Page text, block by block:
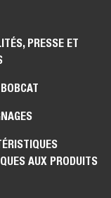
PRESSE ET
AUX PRODUITS